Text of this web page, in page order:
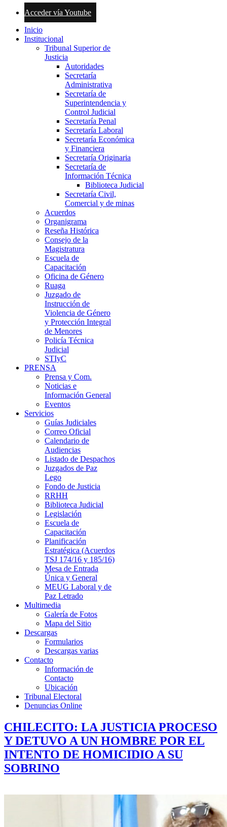
Acceder vía Youtube
Inicio
Institucional
Tribunal Superior de
Justicia
Autoridades
Secretaría
Administrativa
Secretaría de
Superintendencia y
Control Judicial
Secretaría Penal
Secretaría Laboral
Secretaría Económica
y Financiera
Secretaría Originaria
Secretaría de
Información Técnica
Biblioteca Judicial
Secretaría Civil,
Comercial y de minas
Acuerdos
Organigrama
Reseña Histórica
Consejo de la
Magistratura
Escuela de
Capacitación
Oficina de Género
Ruaga
Juzgado de
Instrucción de
Violencia de Género
y Protección Integral
de Menores
Policía Técnica
Judicial
STIyC
PRENSA
Prensa y Com.
Noticias e
Información General
Eventos
Servicios
Guías Judiciales
Correo Oficial
Calendario de
Audiencias
Listado de Despachos
Juzgados de Paz
Lego
Fondo de Justicia
RRHH
Biblioteca Judicial
Legislación
Escuela de
Capacitación
Planificación
Estratégica (Acuerdos
TSJ 174/16 y 185/16)
Mesa de Entrada
Única y General
MEUG Laboral y de
Paz Letrado
Multimedia
Galería de Fotos
Mapa del Sitio
Descargas
Formularios
Descargas varias
Contacto
Información de
Contacto
Ubicación
Tribunal Electoral
Denuncias Online
CHILECITO: LA JUSTICIA PROCESO
Y DETUVO A UN HOMBRE POR EL
INTENTO DE HOMICIDIO A SU
SOBRINO